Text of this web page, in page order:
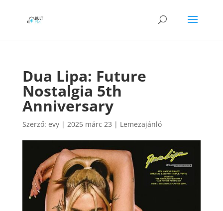
Dua Lipa: Future
Nostalgia 5th
Anniversary
Szerző: evy| 2025 márc 23 | Lemezajánló